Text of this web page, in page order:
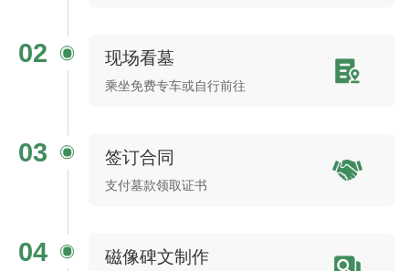
02 现场看墓
乘坐免费专车或自行前往
03 签订合同
支付墓款领取证书
04 磁像碑文制作